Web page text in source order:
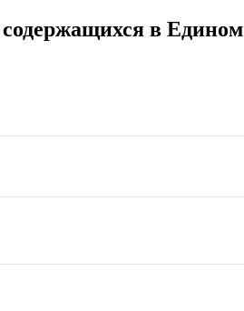
содержащихся в Едином